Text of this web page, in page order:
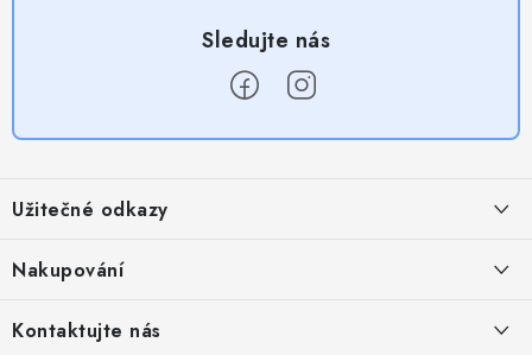
p
a
Užitečné odkazy
Provizní systém
Nakupování
Kontaktujte nás